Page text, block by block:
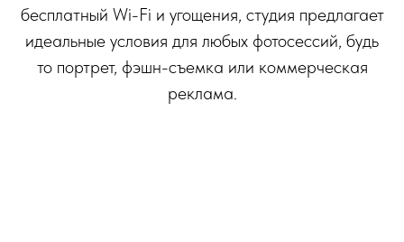
бесплатный Wi-Fi и угощения, студия предлагает
идеальные условия для любых фотосессий, будь
то портрет, фэшн-съемка или коммерческая
реклама.